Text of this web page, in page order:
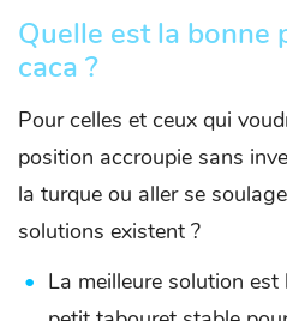
Quelle est la bonne
caca ?
Pour celles et ceux qui
position accroupie sans
la turque ou aller se
solutions existent ?
La meilleure solution